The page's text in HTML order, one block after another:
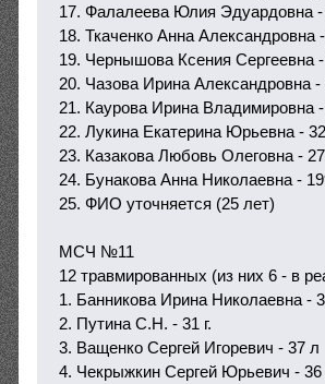
17. Фалалеева Юлия Эдуардовна -
18. Ткаченко Анна Александровна -
19. Чернышова Ксения Сергеевна -
20. Чазова Ирина Александровна -
21. Каурова Ирина Владимировна -
22. Лукина Екатерина Юрьевна -
23. Казакова Любовь Олеговна -
24. Бунакова Анна Николаевна -
25. ФИО уточняется (25 лет)
МСЧ №11
12 травмированных (из них 6 - в
1. Банникова Ирина Николаевна -
2. Путина С.Н. - 31 г.
3. Ващенко Сергей Игоревич - 37 л
4. Чекрыжкин Сергей Юрьевич - 36